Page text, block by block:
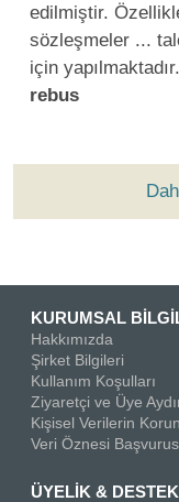
edilmiştir.
sözleşmeler ...
için
rebus
KURUMSAL
Hakkımızda
Şirket Bilgileri
Kullanım Koşulları
Ziyaretçi ve Üye
Kişisel Verilerin
Veri Öznesi
ÜYELİK & DESTEK